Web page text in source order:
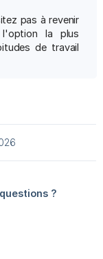
pas à revenir
l'option la plus
de travail
?